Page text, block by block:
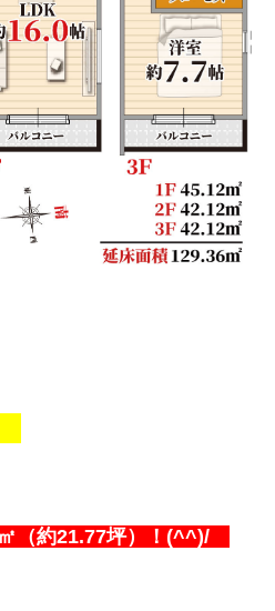
約21.77坪） ！ (^^)/